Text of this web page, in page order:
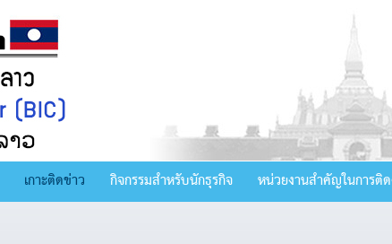
เกาะติดข่าว กิจกรรมสำหรับนักธุรกิจ หน่วยงานสำคัญในการติ